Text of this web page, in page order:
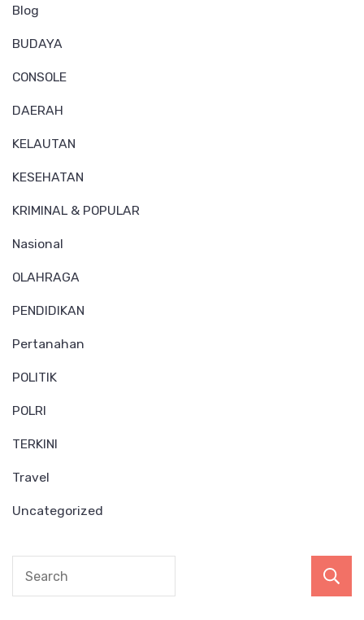
Blog
BUDAYA
CONSOLE
DAERAH
KELAUTAN
KESEHATAN
KRIMINAL & POPULAR
Nasional
OLAHRAGA
PENDIDIKAN
Pertanahan
POLITIK
POLRI
TERKINI
Travel
Uncategorized